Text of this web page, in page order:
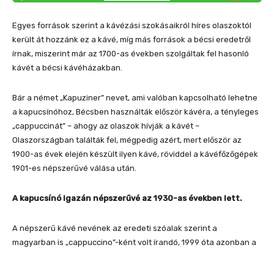
Egyes források szerint a kávézási szokásaikról híres olaszoktól
került át hozzánk ez a kávé, míg más források a bécsi eredetről
írnak, miszerint már az 1700-as években szolgáltak fel hasonló
kávét a bécsi kávéházakban.
Bár a német „Kapuziner” nevet, ami valóban kapcsolható lehetne
a kapucsínóhoz, Bécsben használták először kávéra, a tényleges
„cappuccinát” – ahogy az olaszok hívják a kávét –
Olaszországban találták fel, mégpedig azért, mert először az
1900-as évek elején készült ilyen kávé, röviddel a kávéfőzőgépek
1901-es népszerűvé válása után.
A kapucsínó igazán népszerűvé az 1930-as években lett.
A népszerű kávé nevének az eredeti szóalak szerint a
magyarban is „cappuccino”-ként volt írandó, 1999 óta azonban a